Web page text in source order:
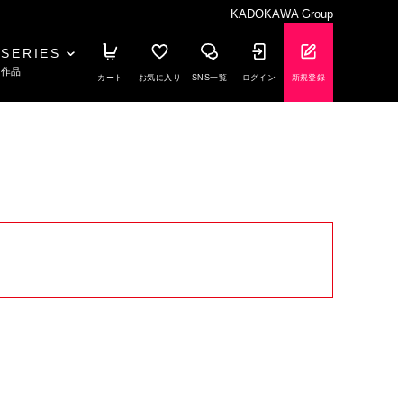
KADOKAWA Group
SERIES
作品
カート お気に入り SNS一覧 ログイン 新規登録